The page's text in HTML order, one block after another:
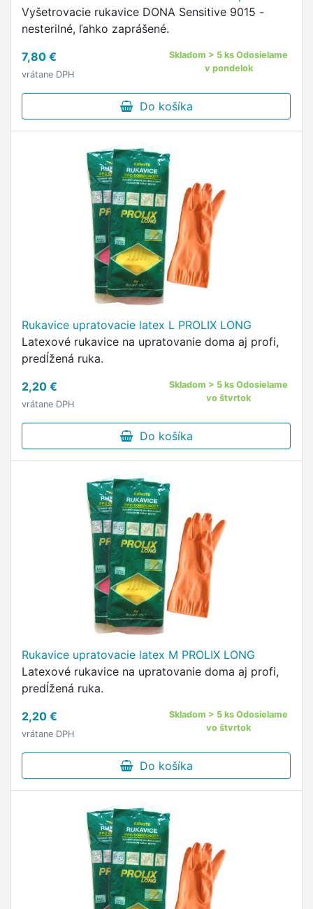
Vyšetrovacie rukavice DONA Sensitive 9015 -
nesterilné, ľahko zaprášené.
7,80 €
vrátane DPH
Skladom > 5 ks Odosielame
v pondelok
Do košíka
Rukavice upratovacie latex L PROLIX LONG
Latexové rukavice na upratovanie doma aj profi,
predĺžená ruka.
2,20 €
vrátane DPH
Skladom > 5 ks Odosielame
vo štvrtok
Do košíka
Rukavice upratovacie latex M PROLIX LONG
Latexové rukavice na upratovanie doma aj profi,
predĺžená ruka.
2,20 €
vrátane DPH
Skladom > 5 ks Odosielame
vo štvrtok
Do košíka